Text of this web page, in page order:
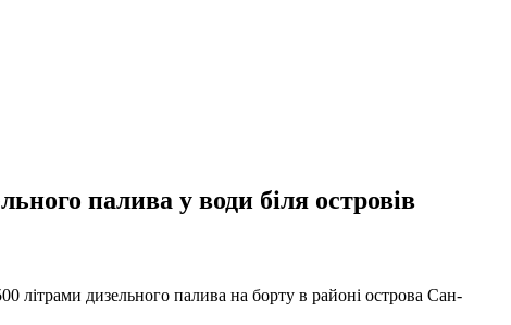
палива у води біля островів
літрами дизельного палива на борту в районі острова Сан-